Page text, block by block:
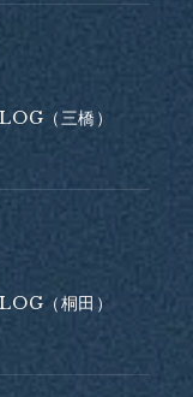
（三橋）
（桐田）